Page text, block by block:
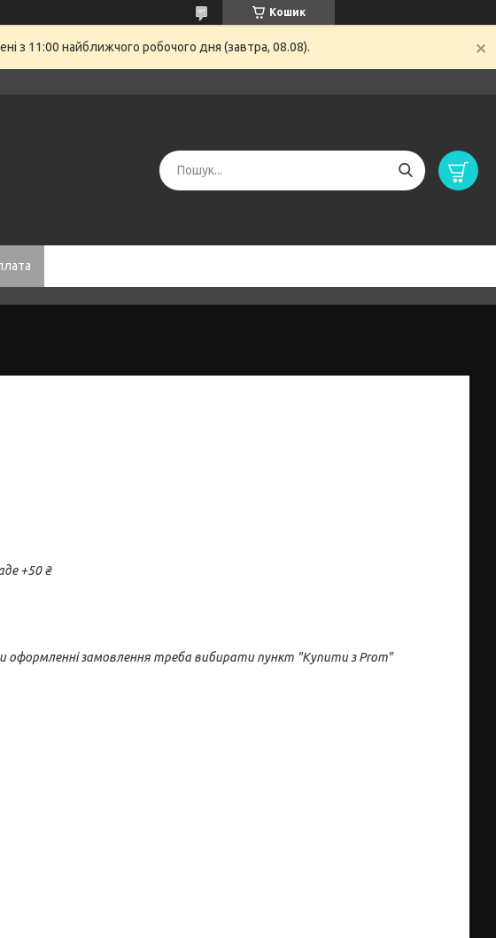
Кошик
з 11:00 найближчого робочого дня (завтра, 08.08).
+50 ₴
оформленні замовлення треба вибирати пункт "Купити з Prom"